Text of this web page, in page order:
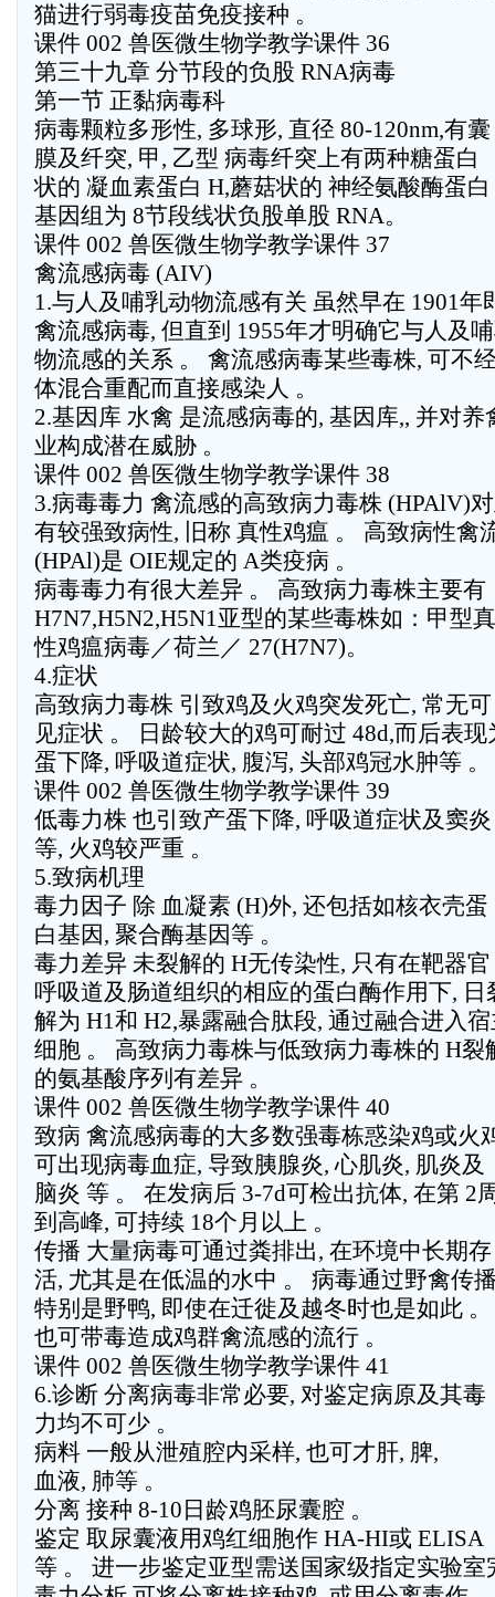
猫进行弱毒疫苗免疫接种 。
课件 002 兽医微生物学教学课件 36
第三十九章 分节段的负股 RNA病毒
第一节 正黏病毒科
病毒颗粒多形性, 多球形, 直径 80-120nm,有囊
膜及纤突, 甲, 乙型 病毒纤突上有两种糖蛋白
状的 凝血素蛋白 H,蘑菇状的 神经氨酸酶蛋
基因组为 8节段线状负股单股 RNA。
课件 002 兽医微生物学教学课件 37
禽流感病毒 (AIV)
1.与人及哺乳动物流感有关 虽然早在 1901年
禽流感病毒, 但直到 1955年才明确它与人及
物流感的关系 。 禽流感病毒某些毒株, 可不
体混合重配而直接感染人 。
2.基因库 水禽 是流感病毒的, 基因库,, 并对养
业构成潜在威胁 。
课件 002 兽医微生物学教学课件 38
3.病毒毒力 禽流感的高致病力毒株 (HPAlV)
有较强致病性, 旧称 真性鸡瘟 。 高致病性禽
(HPAl)是 OIE规定的 A类疫病 。
病毒毒力有很大差异 。 高致病力毒株主要有
H7N7,H5N2,H5N1亚型的某些毒株如：甲型真
性鸡瘟病毒／荷兰／ 27(H7N7)。
4.症状
高致病力毒株 引致鸡及火鸡突发死亡, 常无可
见症状 。 日龄较大的鸡可耐过 48d,而后表现
蛋下降, 呼吸道症状, 腹泻, 头部鸡冠水肿等 。
课件 002 兽医微生物学教学课件 39
低毒力株 也引致产蛋下降, 呼吸道症状及窦炎
等, 火鸡较严重 。
5.致病机理
毒力因子 除 血凝素 (H)外, 还包括如核衣壳蛋
白基因, 聚合酶基因等 。
毒力差异 未裂解的 H无传染性, 只有在靶器官
呼吸道及肠道组织的相应的蛋白酶作用下, 日
解为 H1和 H2,暴露融合肽段, 通过融合进入
细胞 。 高致病力毒株与低致病力毒株的 H裂
的氨基酸序列有差异 。
课件 002 兽医微生物学教学课件 40
致病 禽流感病毒的大多数强毒栋惑染鸡或火
可出现病毒血症, 导致胰腺炎, 心肌炎, 肌炎及
脑炎 等 。 在发病后 3-7d可检出抗体, 在第 2
到高峰, 可持续 18个月以上 。
传播 大量病毒可通过粪排出, 在环境中长期存
活, 尤其是在低温的水中 。 病毒通过野禽传
特别是野鸭, 即使在迁徙及越冬时也是如此
也可带毒造成鸡群禽流感的流行 。
课件 002 兽医微生物学教学课件 41
6.诊断 分离病毒非常必要, 对鉴定病原及其毒
力均不可少 。
病料 一般从泄殖腔内采样, 也可才肝, 脾,
血液, 肺等 。
分离 接种 8-10日龄鸡胚尿囊腔 。
鉴定 取尿囊液用鸡红细胞作 HA-HI或 ELISA
等 。 进一步鉴定亚型需送国家级指定实验室